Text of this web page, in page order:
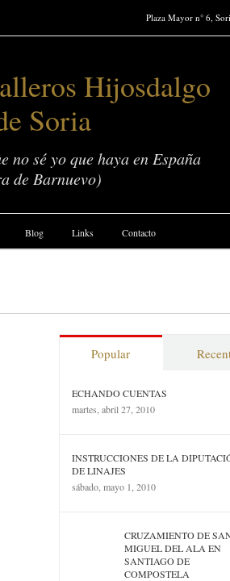
Plaza Mayor n° 6,
Hijosdalgo
Soria
no sé yo que haya en España
de Barnuevo)
Blog Links Contacto
Popular
ECHANDO CUENTAS
martes, abril 27, 2010
INSTRUCCIONES DE LA
DE LINAJES
sábado, mayo 1, 2010
CRUZAMIENTO DE
MIGUEL DEL ALA EN
SANTIAGO DE
COMPOSTELA